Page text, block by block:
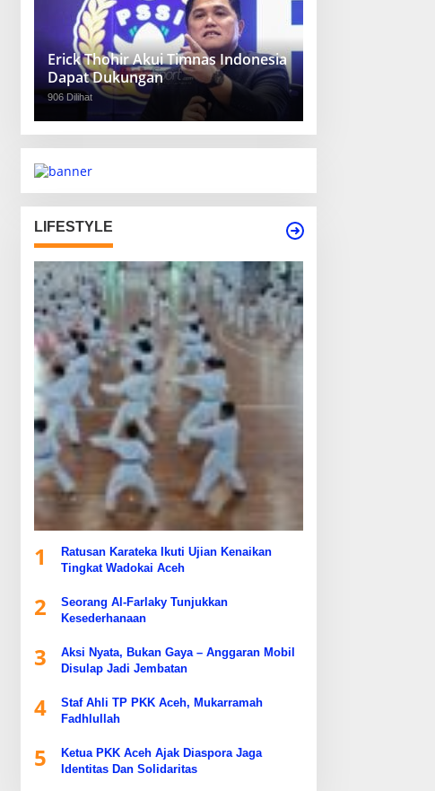
Erick Thohir Akui Timnas Indonesia
Dapat Dukungan
906 Dilihat
LIFESTYLE
1
Ratusan Karateka Ikuti Ujian Kenaikan
Tingkat Wadokai Aceh
2
Seorang Al-Farlaky Tunjukkan
Kesederhanaan
3
Aksi Nyata, Bukan Gaya – Anggaran Mobil
Disulap Jadi Jembatan
4
Staf Ahli TP PKK Aceh, Mukarramah
Fadhlullah
5
Ketua PKK Aceh Ajak Diaspora Jaga
Identitas Dan Solidaritas